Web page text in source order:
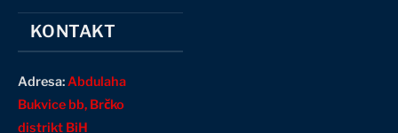
KONTAKT
Adresa:Abdulaha
Bukvice bb, Brčko
distrikt BiH